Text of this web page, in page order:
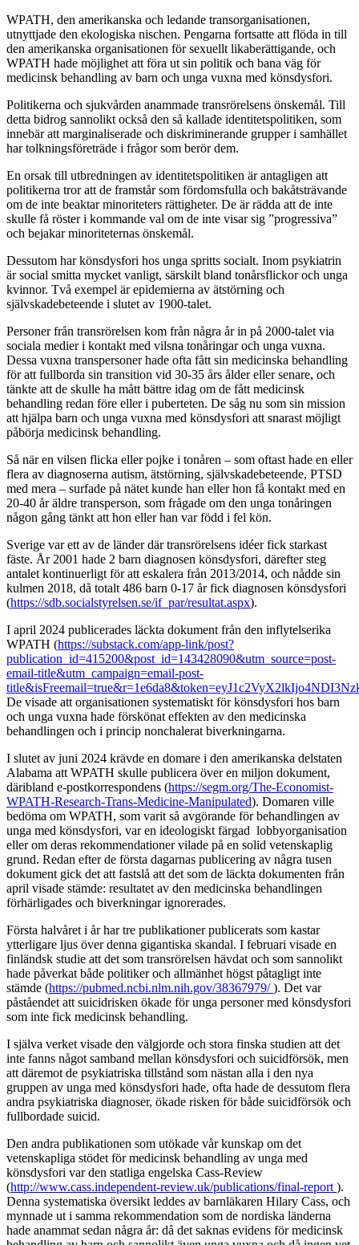
WPATH, den amerikanska och ledande transorganisationen,
utnyttjade den ekologiska nischen. Pengarna fortsatte att flöda in till
den amerikanska organisationen för sexuellt likaberättigande, och
WPATH hade möjlighet att föra ut sin politik och bana väg för
medicinsk behandling av barn och unga vuxna med könsdysfori.
Politikerna och sjukvården anammade transrörelsens önskemål. Till
detta bidrog sannolikt också den så kallade identitetspolitiken, som
innebär att marginaliserade och diskriminerande grupper i samhället
har tolkningsföreträde i frågor som berör dem.
En orsak till utbredningen av identitetspolitiken är antagligen att
politikerna tror att de framstår som fördomsfulla och bakåtsträvande
om de inte beaktar minoriteters rättigheter. De är rädda att de inte
skulle få röster i kommande val om de inte visar sig ”progressiva”
och bejakar minoriteternas önskemål.
Dessutom har könsdysfori hos unga spritts socialt. Inom psykiatrin
är social smitta mycket vanligt, särskilt bland tonårsflickor och unga
kvinnor. Två exempel är epidemierna av ätstörning och
självskadebeteende i slutet av 1900-talet.
Personer från transrörelsen kom från några år in på 2000-talet via
sociala medier i kontakt med vilsna tonåringar och unga vuxna.
Dessa vuxna transpersoner hade ofta fått sin medicinska behandling
för att fullborda sin transition vid 30-35 års ålder eller senare, och
tänkte att de skulle ha mått bättre idag om de fått medicinsk
behandling redan före eller i puberteten. De såg nu som sin mission
att hjälpa barn och unga vuxna med könsdysfori att snarast möjligt
påbörja medicinsk behandling.
Så när en vilsen flicka eller pojke i tonåren – som oftast hade en eller
flera av diagnoserna autism, ätstörning, självskadebeteende, PTSD
med mera – surfade på nätet kunde han eller hon få kontakt med en
20-40 år äldre transperson, som frågade om den unga tonåringen
någon gång tänkt att hon eller han var född i fel kön.
Sverige var ett av de länder där transrörelsens idéer fick starkast
fäste. År 2001 hade 2 barn diagnosen könsdysfori, därefter steg
antalet kontinuerligt för att eskalera från 2013/2014, och nådde sin
kulmen 2018, då totalt 486 barn 0-17 år fick diagnosen könsdysfori
(https://sdb.socialstyrelsen.se/if_par/resultat.aspx).
I april 2024 publicerades läckta dokument från den inflytelserika
WPATH (https://substack.com/app-link/post?
publication_id=415200&post_id=143428090&utm_source=post-
email-title&utm_campaign=email-post-
De visade att organisationen systematiskt för könsdysfori hos barn
och unga vuxna hade förskönat effekten av den medicinska
behandlingen och i princip nonchalerat biverkningarna.
I slutet av juni 2024 krävde en domare i den amerikanska delstaten
Alabama att WPATH skulle publicera över en miljon dokument,
däribland e-postkorrespondens (https://segm.org/The-Economist-
WPATH-Research-Trans-Medicine-Manipulated). Domaren ville
bedöma om WPATH, som varit så avgörande för behandlingen av
unga med könsdysfori, var en ideologiskt färgad lobbyorganisation
eller om deras rekommendationer vilade på en solid vetenskaplig
grund. Redan efter de första dagarnas publicering av några tusen
dokument gick det att fastslå att det som de läckta dokumenten från
april visade stämde: resultatet av den medicinska behandlingen
förhärligades och biverkningar ignorerades.
Första halvåret i år har tre publikationer publicerats som kastar
ytterligare ljus över denna gigantiska skandal. I februari visade en
finländsk studie att det som transrörelsen hävdat och som sannolikt
hade påverkat både politiker och allmänhet högst påtagligt inte
stämde (https://pubmed.ncbi.nlm.nih.gov/38367979/). Det var
påståendet att suicidrisken ökade för unga personer med könsdysfori
som inte fick medicinsk behandling.
I själva verket visade den välgjorde och stora finska studien att det
inte fanns något samband mellan könsdysfori och suicidförsök, men
att däremot de psykiatriska tillstånd som nästan alla i den nya
gruppen av unga med könsdysfori hade, ofta hade de dessutom flera
andra psykiatriska diagnoser, ökade risken för både suicidförsök och
fullbordade suicid.
Den andra publikationen som utökade vår kunskap om det
vetenskapliga stödet för medicinsk behandling av unga med
könsdysfori var den statliga engelska Cass-Review
(http://www.cass.independent-review.uk/publications/final-report ).
Denna systematiska översikt leddes av barnläkaren Hilary Cass, och
mynnade ut i samma rekommendation som de nordiska länderna
hade anammat sedan några år: då det saknas evidens för medicinsk